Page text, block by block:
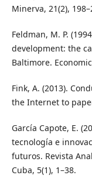
Minerva, 21(2),
Feldman, M. P.
development: the
Baltimore.
Fink, A. (2013).
the Internet to
García Capote, E.
tecnología e
futuros. Revista
Cuba, 5(1), 1–38.